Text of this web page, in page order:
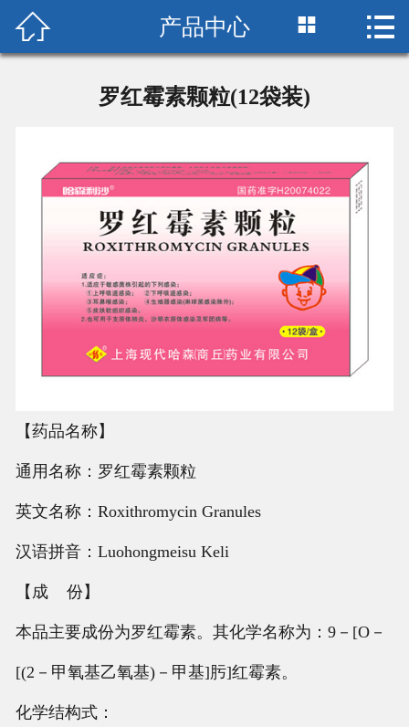
 首页
党群建设
产品中心
联系我们
 产品中心  
罗红霉素颗粒(12袋装)
【药品名称】
通用名称：罗红霉素颗粒
英文名称：Roxithromycin Granules
汉语拼音：Luohongmeisu Keli
【成 份】
本品主要成份为罗红霉素。其化学名称为：9－[O－
[(2－甲氧基乙氧基)－甲基]肟]红霉素。
化学结构式：